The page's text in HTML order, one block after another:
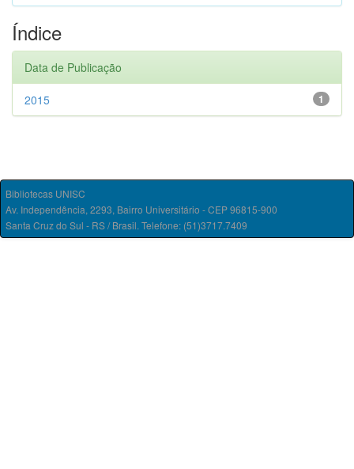
Índice
Data de Publicação
1
2015
Bibliotecas UNISC
Av. Independência, 2293, Bairro Universitário - CEP 96815-900
Santa Cruz do Sul - RS / Brasil. Telefone: (51)3717.7409